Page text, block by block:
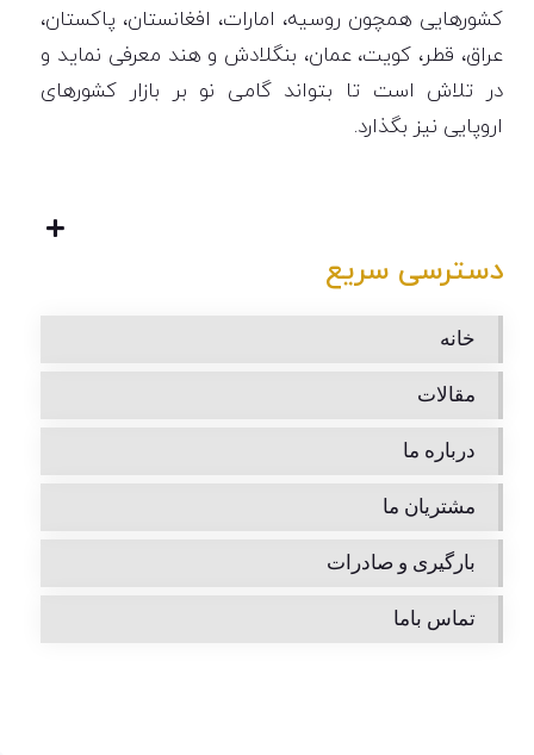
کشورهایی همچون روسیه، امارات، افغانستان، پاکستان،
عراق، قطر، کویت، عمان، بنگلادش و هند معرفی نماید و
در تلاش است تا بتواند گامی نو بر بازار کشورهای
اروپایی نیز بگذارد.
دسترسی سریع
خانه
مقالات
درباره ما
مشتریان ما
بارگیری و صادرات
تماس باما